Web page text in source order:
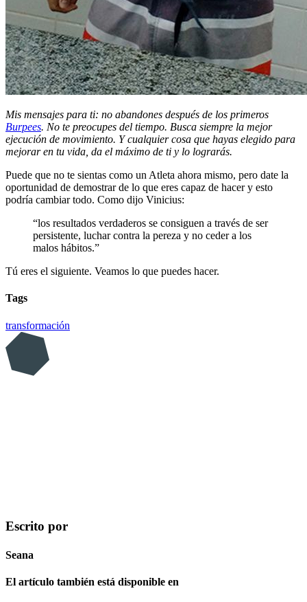
Mis mensajes para ti: no abandones después de los primeros
Burpees. No te preocupes del tiempo. Busca siempre la mejor
ejecución de movimiento. Y cualquier cosa que hayas elegido para
mejorar en tu vida, da el máximo de ti y lo lograrás.
Puede que no te sientas como un Atleta ahora mismo, pero date la
oportunidad de demostrar de lo que eres capaz de hacer y esto
podría cambiar todo. Como dijo Vinicius:
“los resultados verdaderos se consiguen a través de ser
persistente, luchar contra la pereza y no ceder a los
malos hábitos.”
Tú eres el siguiente. Veamos lo que puedes hacer.
Tags
transformación
Escrito por
Seana
El artículo también está disponible en